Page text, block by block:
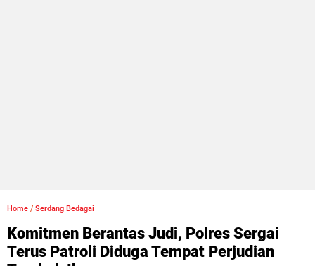
Home / Serdang Bedagai
Komitmen Berantas Judi, Polres Sergai
Terus Patroli Diduga Tempat Perjudian